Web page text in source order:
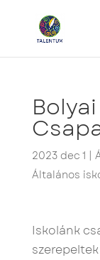
2023 dec 1
Általános
Iskolánk